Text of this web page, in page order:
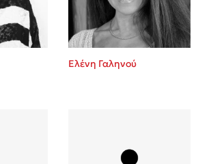
Robbins
μέθοδος Αφήστε τους
Ελένη Γαληνού